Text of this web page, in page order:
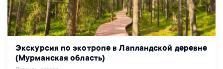
Экскурсия по экотропе в Лапландской деревне
(Мурманская область)